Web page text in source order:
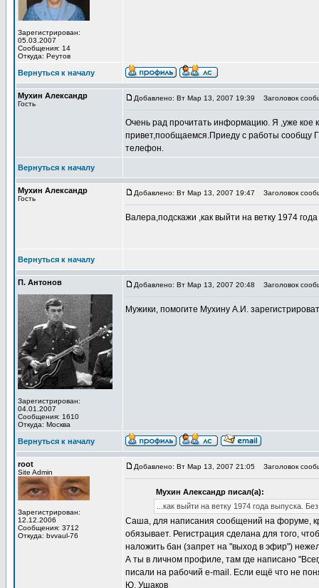
Зарегистрирован:
05.03.2007
Сообщения: 14
Откуда: Реутов
Вернуться к началу
Мухин Александр
Гость
Добавлено: Вт Мар 13, 2007 19:39 Заголовок
Очень рад прочитать информацию. Я ,уже кое
привет,пообщаемся.Приеду с работы сообщу
телефон.
Вернуться к началу
Мухин Александр
Гость
Добавлено: Вт Мар 13, 2007 19:47 Заголовок
Валера,подскажи ,как выйти на ветку 1974
Вернуться к началу
П. Антонов
Зарегистрирован:
04.01.2007
Сообщения: 1610
Откуда: Москва
Добавлено: Вт Мар 13, 2007 20:48 Заголовок
Мужики, помогите Мухину А.И.
Вернуться к началу
root
Site Admin
Зарегистрирован:
12.12.2006
Сообщения: 3712
Откуда: bvvaul-76
Добавлено: Вт Мар 13, 2007 21:05 Заголовок
Мухин Александр писал(а):
...как выйти на ветку 1974 года выпуска.
Саша, для написания сообщений на форуме,
обязывает. Регистрация сделана для того,
наложить бан (запрет на "выход в эфир")
А ты в личном профиле, там где написано
писали на рабочий e-mail. Если ещё что не
Ю. Ушаков